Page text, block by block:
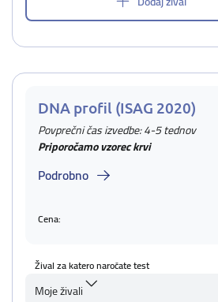
DNA profil (ISAG 2020)
Povprečni čas izvedbe: 4-5 tednov
Priporočamo vzorec krvi
Podrobno
Cena:
Žival za katero naročate test
Moje živali